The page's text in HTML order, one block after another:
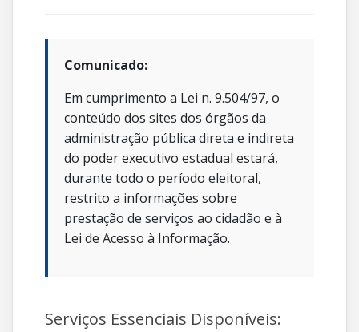
Comunicado:
Em cumprimento a Lei n. 9.504/97, o
conteúdo dos sites dos órgãos da
administração pública direta e indireta
do poder executivo estadual estará,
durante todo o período eleitoral,
restrito a informações sobre
prestação de serviços ao cidadão e à
Lei de Acesso à Informação.
Serviços Essenciais Disponíveis: